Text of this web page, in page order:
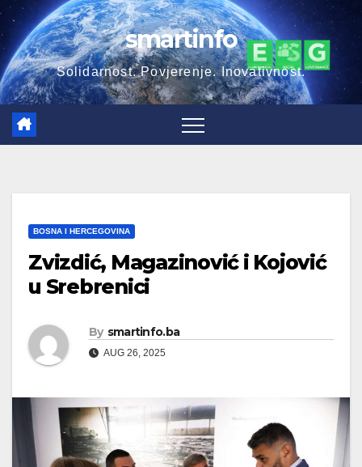
Skip
to
content
smartinfo
Solidarnost. Povjerenje. Inovativnost.
BOSNA I HERCEGOVINA
Zvizdić, Magazinović i Kojović
u Srebrenici
By smartinfo.ba
AUG 26, 2025